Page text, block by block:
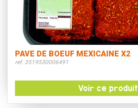
PAVE DE BOEUF MEXICAINE X2
ref. 3519530006491
Voir ce produit